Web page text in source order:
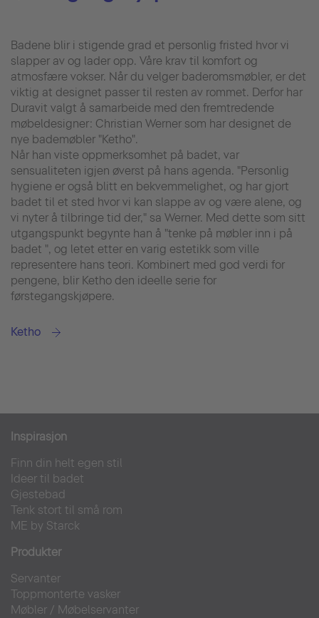
Badene blir i stigende grad et personlig fristed hvor vi
slapper av og lader opp. Våre krav til komfort og
atmosfære vokser. Når du velger baderomsmøbler, er det
viktig at designet passer til resten av rommet. Derfor har
Duravit valgt å samarbeide med den fremtredende
møbeldesigner: Christian Werner som har designet de
nye bademøbler "Ketho".
Når han viste oppmerksomhet på badet, var
sensualiteten igjen øverst på hans agenda. "Personlig
hygiene er også blitt en bekvemmelighet, og har gjort
badet til et sted hvor vi kan slappe av og være alene, og
vi nyter å tilbringe tid der," sa Werner. Med dette som sitt
utgangspunkt begynte han å "tenke på møbler inn i på
badet ", og letet etter en varig estetikk som ville
representere hans teori. Kombinert med god verdi for
pengene, blir Ketho den ideelle serie for
førstegangskjøpere.
Ketho
Inspirasjon
Finn din helt egen stil
Ideer til badet
Gjestebad
Tenk stort til små rom
ME by Starck
Produkter
Servanter
Toppmonterte vasker
Møbler / Møbelservanter